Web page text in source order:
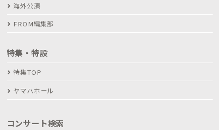
海外公演
FROM編集部
特集・特設
特集TOP
ヤマハホール
コンサート検索